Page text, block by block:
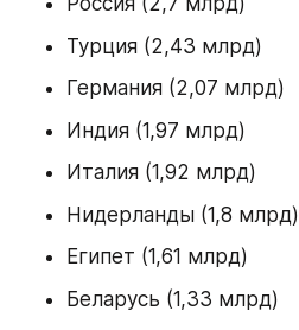
Турция (2,43 млрд)
Германия (2,07 млрд)
Индия (1,97 млрд)
Италия (1,92 млрд)
Нидерланды (1,8 млрд)
Египет (1,61 млрд)
Беларусь (1,33 млрд)